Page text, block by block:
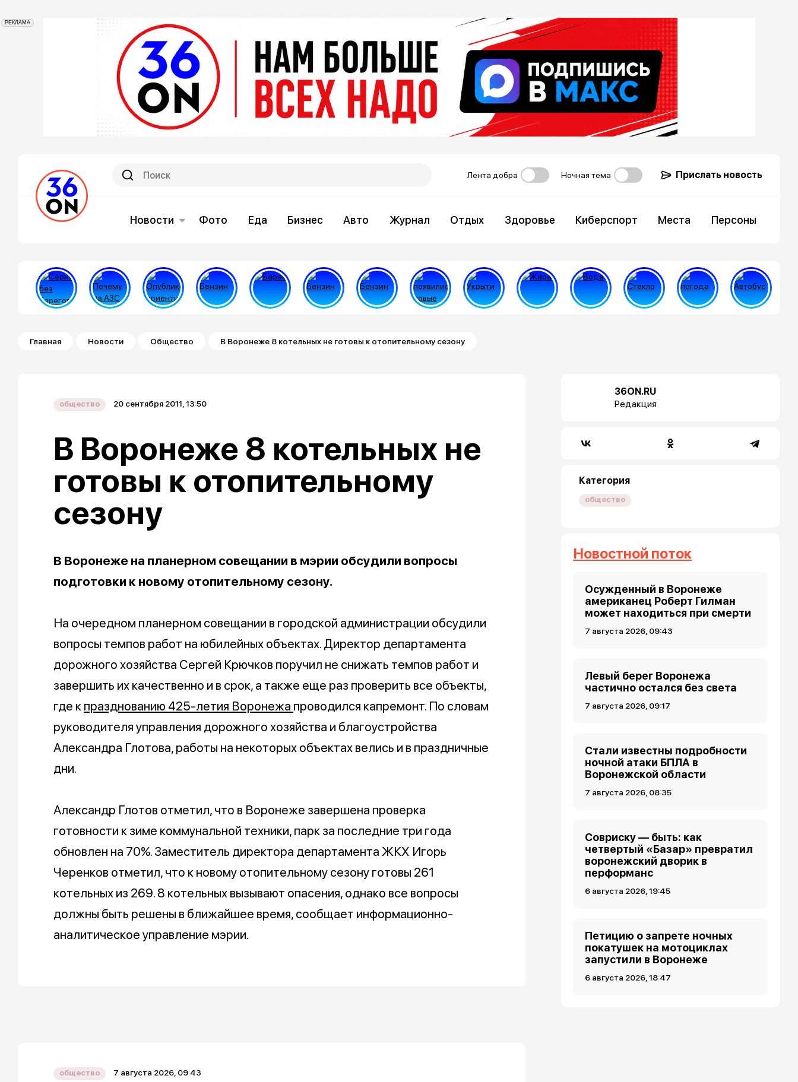
РЕКЛАМА
Лента добра Ночная тема Прислать новость
Новости Фото Еда Бизнес Авто Журнал Отдых Здоровье Киберспорт Места Персоны
Строка навигации
Главная Новости Общество В Воронеже 8 котельных не готовы к отопительному сезону
общество 20 сентября 2011, 13:50
В Воронеже 8 котельных не
готовы к отопительному
сезону
В Воронеже на планерном совещании в мэрии обсудили вопросы
подготовки к новому отопительному сезону.
На очередном планерном совещании в городской администрации обсудили
вопросы темпов работ на юбилейных объектах. Директор департамента
дорожного хозяйства Сергей Крючков поручил не снижать темпов работ и
завершить их качественно и в срок, а также еще раз проверить все объекты,
где к празднованию 425-летия Воронежа проводился капремонт. По словам
руководителя управления дорожного хозяйства и благоустройства
Александра Глотова, работы на некоторых объектах велись и в праздничные
дни.
Александр Глотов отметил, что в Воронеже завершена проверка
готовности к зиме коммунальной техники, парк за последние три года
обновлен на 70%. Заместитель директора департамента ЖКХ Игорь
Черенков отметил, что к новому отопительному сезону готовы 261
котельных из 269. 8 котельных вызывают опасения, однако все вопросы
должны быть решены в ближайшее время, сообщает информационно-
аналитическое управление мэрии.
36ON.RU
Редакция
Категория
общество
Новостной поток
Осужденный в Воронеже
американец Роберт Гилман
может находиться при смерти
7 августа 2026, 09:43
Левый берег Воронежа
частично остался без света
7 августа 2026, 09:17
Стали известны подробности
ночной атаки БПЛА в
Воронежской области
7 августа 2026, 08:35
Совриску — быть: как
четвертый «Базар» превратил
воронежский дворик в
перформанс
6 августа 2026, 19:45
Петицию о запрете ночных
покатушек на мотоциклах
запустили в Воронеже
6 августа 2026, 18:47
общество 7 августа 2026, 09:43